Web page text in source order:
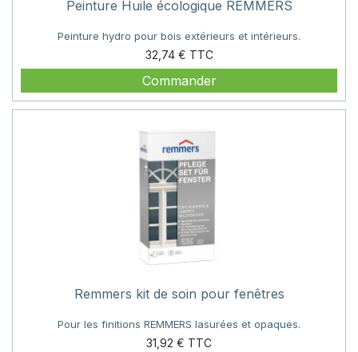
Peinture Huile écologique REMMERS
Peinture hydro pour bois extérieurs et intérieurs.
32,74 €
Prix
Commander
Remmers kit de soin pour fenêtres
Pour les finitions REMMERS lasurées et opaques.
31,92 €
Prix